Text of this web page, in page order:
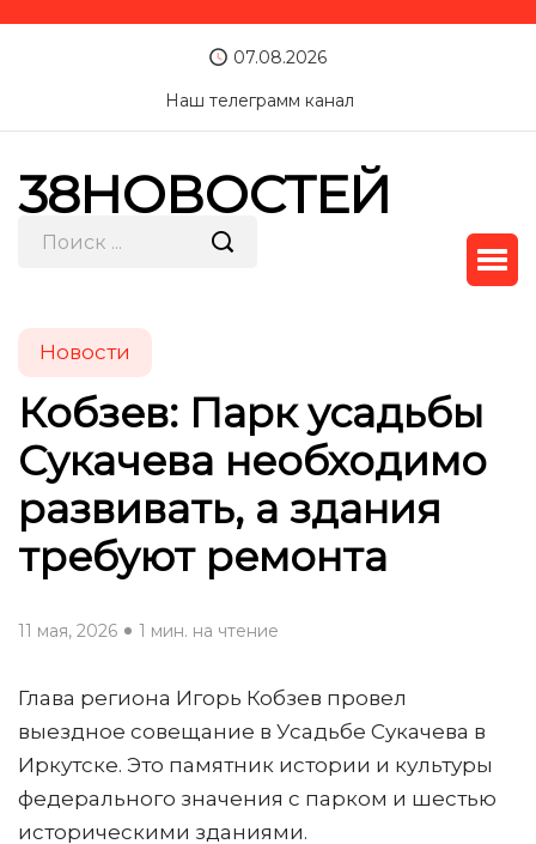
07.08.2026
Наш телеграмм канал
38НОВОСТЕЙ
Новости
Кобзев: Парк усадьбы
Сукачева необходимо
развивать, а здания
требуют ремонта
11 мая, 2026 1 мин. на чтение
Глава региона Игорь Кобзев провел
выездное совещание в Усадьбе Сукачева в
Иркутске. Это памятник истории и культуры
федерального значения с парком и шестью
историческими зданиями.